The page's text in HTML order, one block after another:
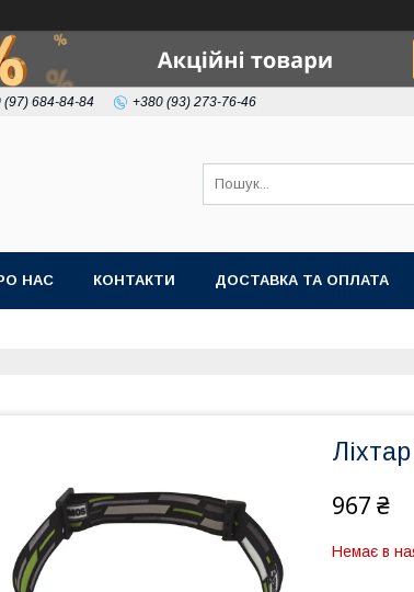
(97) 684-84-84 +380 (93) 273-76-46
НАС КОНТАКТИ ДОСТАВКА ТА ОПЛАТА
967 ₴
Немає в